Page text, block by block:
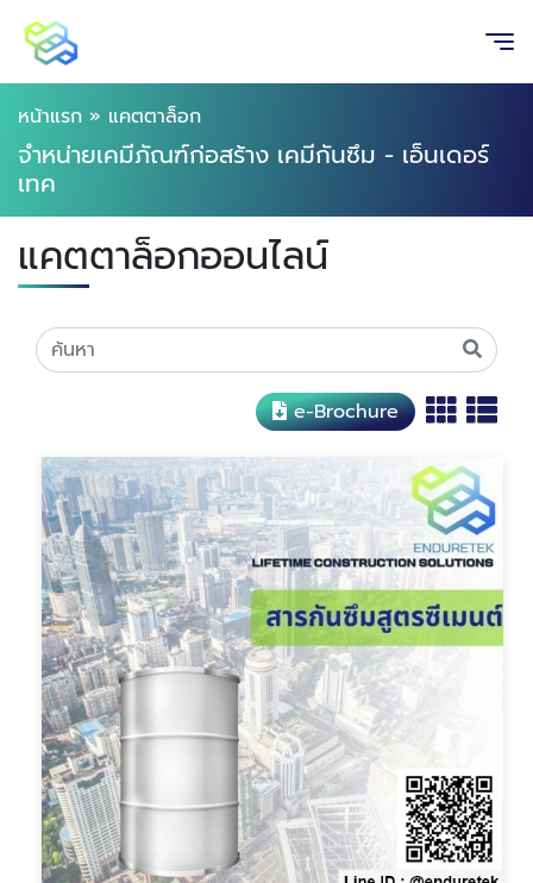
หน้าแรก » แคตตาล็อก
จำหน่ายเคมีภัณฑ์ก่อสร้าง เคมีกันซึม - เอ็นเดอร์
เทค
แคตตาล็อกออนไลน์
e-Brochure